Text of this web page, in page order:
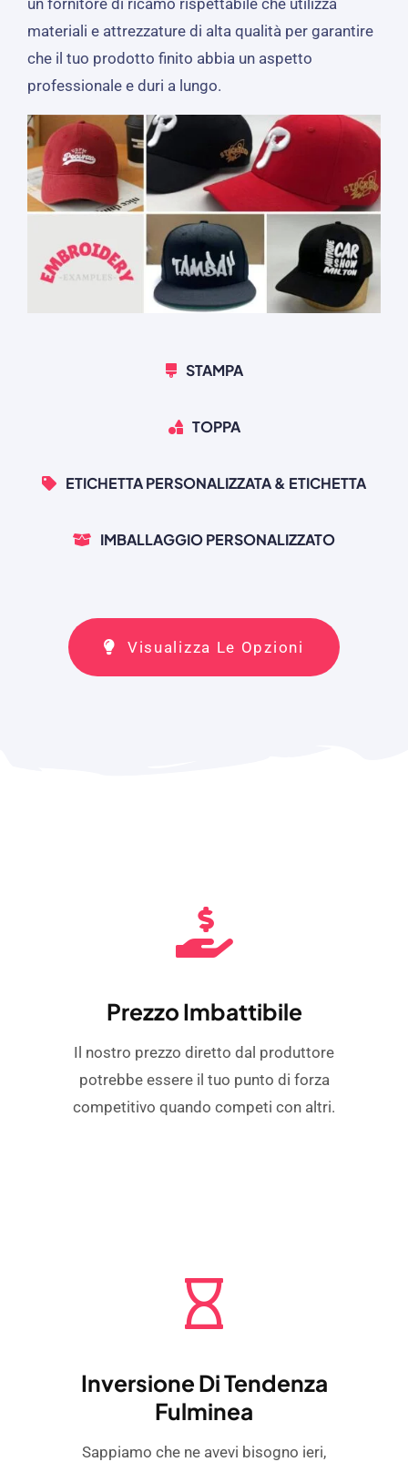
materiali e attrezzature di alta qualità per garantire
che il tuo prodotto finito abbia un aspetto
professionale e duri a lungo.
STAMPA
TOPPA
ETICHETTA PERSONALIZZATA & ETICHETTA
IMBALLAGGIO PERSONALIZZATO
Visualizza Le Opzioni
Prezzo Imbattibile
Il nostro prezzo diretto dal produttore
potrebbe essere il tuo punto di forza
competitivo quando competi con altri.
Inversione Di Tendenza
Fulminea
Sappiamo che ne avevi bisogno ieri,